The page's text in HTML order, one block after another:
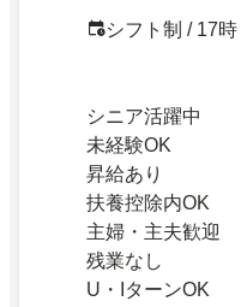
シフト制 / 17
シニア活躍中
未経験OK
昇給あり
扶養控除内OK
主婦・主夫歓迎
残業なし
U・IターンOK